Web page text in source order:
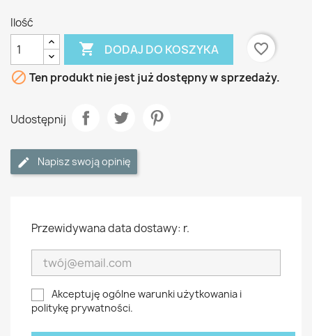
Ilość
 DODAJ DO KOSZYKA
favorite_border
 Ten produkt nie jest już dostępny w sprzedaży.
Udostępnij
Napisz swoją opinię
Przewidywana data dostawy: r.
Akceptuję ogólne warunki użytkowania i
politykę prywatności.